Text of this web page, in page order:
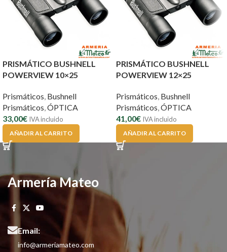
PRISMÁTICO BUSHNELL
POWERVIEW 10×25
Prismáticos, Bushnell
Prismáticos,ÓPTICA
33,00€ IVA incluido
AÑADIR AL CARRITO
PRISMÁTICO BUSHNELL
POWERVIEW 12×25
Prismáticos, Bushnell
Prismáticos,ÓPTICA
41,00€ IVA incluido
AÑADIR AL CARRITO
Armería Mateo
Email:
info@armeriamateo.com